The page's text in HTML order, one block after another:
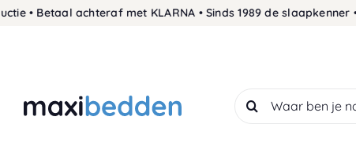
Skip
achteraf met KLARNA • Sinds 1989 de slaapkenner •
for: